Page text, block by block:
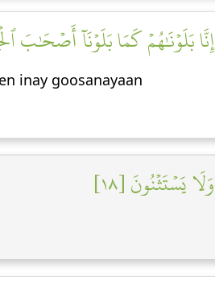
إِنَّا بَلَوۡنَٰهُمۡ كَمَا بَلَوۡنَآ أَصۡحَٰبَ
inay goosanayaan
وَلَا يَسۡتَثۡنُونَ [١٨]